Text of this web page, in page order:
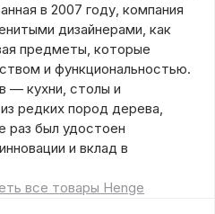
в 2007 году, компания
дизайнерами, как
предметы, которые
и функциональностью.
— кухни, столы и
редких пород дерева,
раз был удостоен
и вклад в
все товары Henge